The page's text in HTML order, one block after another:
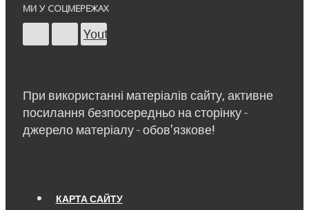
МИ У СОЦМЕРЕЖАХ
Youtube
При використанні матеріалів сайту, активне
посилання безпосередньо на сторінку -
джерело матеріалу - обов’язкове!
КАРТА САЙТУ